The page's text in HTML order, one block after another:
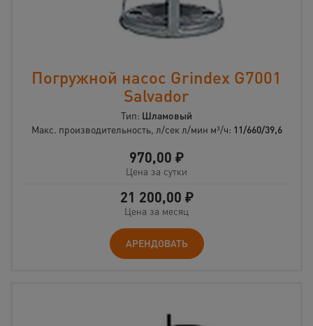
Погружной насос Grindex G7001
Salvador
Тип: Шламовый
Макс. производительность, л/сек л/мин м³/ч: 11/660/39,6
970,00 ₽
Цена за сутки
21 200,00 ₽
Цена за месяц
АРЕНДОВАТЬ